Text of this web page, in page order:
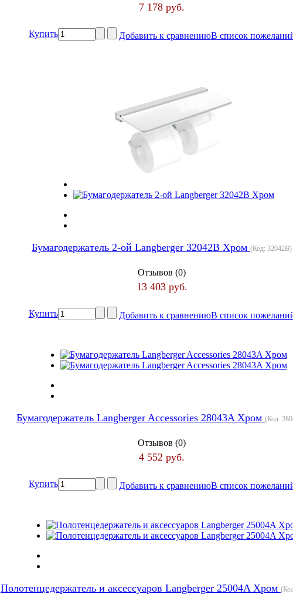
7 178 руб.
Купить
Добавить к сравнениюВ список
Бумагодержатель 2-ой Langberger 32042B Хром (Код: 32042B)
Отзывов (0)
13 403 руб.
Купить
Добавить к сравнениюВ список
Бумагодержатель Langberger Accessories 28043A Хром (Код:
Отзывов (0)
4 552 руб.
Купить
Добавить к сравнениюВ список
Полотенцедержатель и аксессуаров Langberger 25004A Хром